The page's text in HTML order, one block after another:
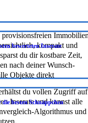
provisionsfreien
kompakt und
du dir kostbare Zeit,
nach deiner Wunsch-
Objekte direkt
bewerteten Inserate
du vollen Zugriff auf
Inserate und kannst alle
Algorithmus und
besten Schnäppchen